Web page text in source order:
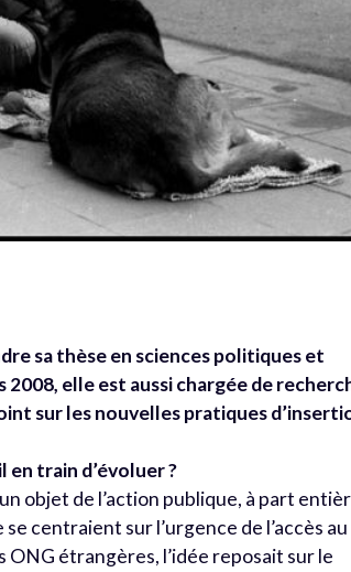
sa thèse en sciences politiques et
elle est aussi chargée de
sur les nouvelles pratiques
train d’évoluer ?
objet de l’action publique, à part
centraient sur l’urgence de l’accès au
ONG étrangères, l’idée reposait sur le